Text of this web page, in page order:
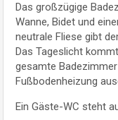
Das großzügige
Wanne, Bidet und
neutrale Fliese gibt
Das Tageslicht
gesamte
Fußbodenheizung
Ein Gäste-WC steht